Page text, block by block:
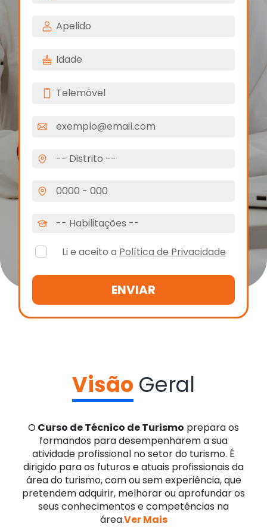
Li e aceito a Política de Privacidade
Visão Geral
OCurso de Técnico de Turismo prepara os
formandos para desempenharem a sua
atividade profissional no setor do turismo. É
dirigido para os futuros e atuais profissionais da
área do turismo, com ou sem experiência, que
pretendem adquirir, melhorar ou aprofundar os
seus conhecimentos e competências na
área.Ver Mais